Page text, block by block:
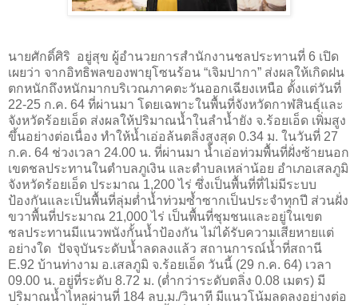
นายศักดิ์ศิริ อยู่สุข ผู้อำนวยการสำนักงานชลประทานที่ 6 เปิด
เผยว่า จากอิทธิพลของพายุโซนร้อน “เจิมปากา” ส่งผลให้เกิดฝน
ตกหนักถึงหนักมากบริเวณภาคตะวันออกเฉียงเหนือ ตั้งแต่วันที่
22-25 ก.ค. 64 ที่ผ่านมา โดยเฉพาะในพื้นที่จังหวัดกาฬสินธุ์และ
จังหวัดร้อยเอ็ด ส่งผลให้ปริมาณน้ำในลำน้ำยัง จ.ร้อยเอ็ด เพิ่มสูง
ขึ้นอย่างต่อเนื่อง ทำให้น้ำเอ่อล้นตลิ่งสูงสุด 0.34 ม. ในวันที่ 27
ก.ค. 64 ช่วงเวลา 24.00 น. ที่ผ่านมา น้ำเอ่อท่วมพื้นที่ฝั่งซ้ายนอก
เขตชลประทานในตำบลภูเงิน และตำบลเหล่าน้อย อำเภอเสลภูมิ
จังหวัดร้อยเอ็ด ประมาณ 1,200 ไร่ ซึ่งเป็นพื้นที่ที่ไม่มีระบบ
ป้องกันและเป็นพื้นที่ลุ่มต่ำน้ำท่วมซ้ำซากเป็นประจำทุกปี ส่วนฝั่ง
ขวาพื้นที่ประมาณ 21,000 ไร่ เป็นพื้นที่ชุมชนและอยู่ในเขต
ชลประทานมีแนวพนังกั้นน้ำป้องกัน ไม่ได้รับความเสียหายแต่
อย่างใด ปัจจุบันระดับน้ำลดลงแล้ว สถานการณ์น้ำที่สถานี
E.92 บ้านท่างาม อ.เสลภูมิ จ.ร้อยเอ็ด วันนี้ (29 ก.ค. 64) เวลา
09.00 น. อยู่ที่ระดับ 8.72 ม. (ต่ำกว่าระดับตลิ่ง 0.08 เมตร) มี
ปริมาณน้ำไหลผ่านที่ 184 ลบ.ม./วินาที มีแนวโน้มลดลงอย่างต่อ